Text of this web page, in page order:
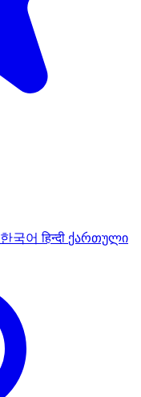
한국어हिन्दी ქართული